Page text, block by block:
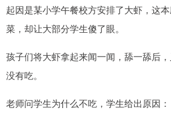
起因是某小学午餐校方安排了大虾，这
菜，却让大部分学生傻了眼。
孩子们将大虾拿起来闻一闻，舔一舔后
没有吃。
老师问学生为什么不吃，学生给出原因：